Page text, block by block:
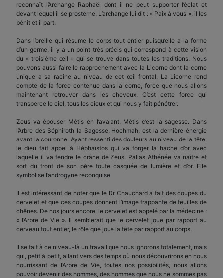
reconnaît l’Archange Raphaël dont il ne peut supporter l’éclat et
devant lequel il se prosterne. L’archange lui dit : « Paix à vous », il les
bénit et il part.
Dans l’oreille qui résume le corps tout entier puisqu’elle a la forme
d’un germe, il y a un point très précis qui correspond à cette vision
du « troisième œil » qui se trouve dans toutes les traditions. Nous
pouvons aussi faire le rapprochement avec la Licorne dont la corne
unique a sa racine au niveau de cet œil frontal. La Licorne rend
compte de la force contenue dans la corne, force que nous allons
maintenant retrouver dans les cheveux. C’est cette force qui
transperce le ciel, tous les cieux et qui nous y fait pénétrer.
Zeus va épouser Métis en l’avalant. Métis c’est la sagesse. Dans
l’Arbre des Séphiroth la Sagesse, Hochmah, est la dernière énergie
avant la couronne. Ayant ressenti des douleurs au niveau de la tête,
le dieu fait appel à Héphaïstos qui va forger la hache d’or avec
laquelle il va fendre le crâne de Zeus. Pallas Athénée va naître et
sort du front de son père toute casquée de lumière et d’or. Elle
symbolise l’androgyne reconquise.
Il est intéressant de noter que le Dr Chauchard a fait des coupes du
cervelet et que ces coupes donnent l’image frappante de feuilles de
chênes. De nos jours encore, le cervelet est appelé par la médecine :
« l’Arbre de Vie ». Il semblerait que le cervelet joue par rapport au
cerveau tout entier, le rôle que joue la tête par rapport au corps.
Il se fait à ce niveau-là un travail que nous ignorons totalement, mais
qui, petit à petit, allant vers des temps où nous découvrirons en nous
nourrissant de l’Arbre de Vie, toutes nos possibilités, nous allons
pouvoir devenir des hommes, des hommes que nous ne sommes pas